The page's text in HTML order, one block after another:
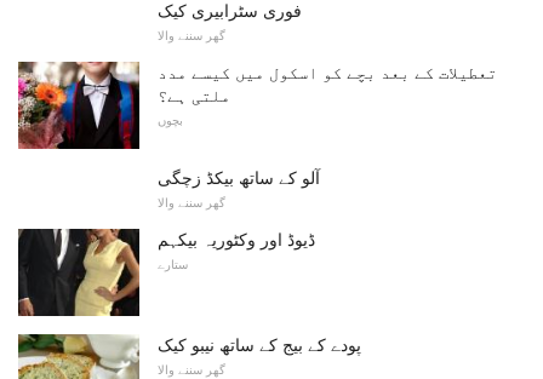
فوری سٹرابیری کیک
گھر سننے والا
تعطیلات کے بعد بچے کو اسکول میں کیسے مدد
ملتی ہے؟
بچوں
آلو کے ساتھ بیکڈ زچگی
گھر سننے والا
ڈیوڈ اور وکٹوریہ بیکہم
ستارے
پودے کے بیج کے ساتھ نیبو کیک
گھر سننے والا